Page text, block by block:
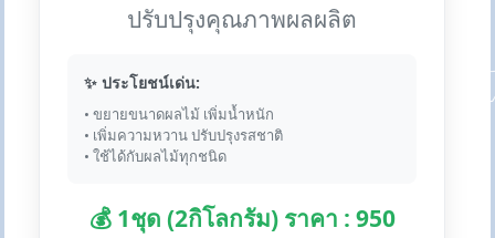
ปรับปรุงคุณภาพผลผลิต
✨ ประโยชน์เด่น:
• ขยายขนาดผลไม้ เพิ่มน้ำหนัก
• เพิ่มความหวาน ปรับปรุงรสชาติ
• ใช้ได้กับผลไม้ทุกชนิด
💰 1ชุด (2กิโลกรัม) ราคา : 950